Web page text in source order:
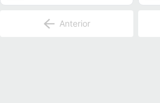
Anterior